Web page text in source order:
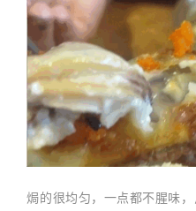
焗的很均匀，一点都不腥味